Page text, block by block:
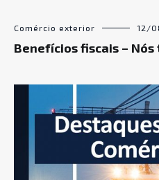
Comércio exterior 12/
Benefícios fiscais – Nós